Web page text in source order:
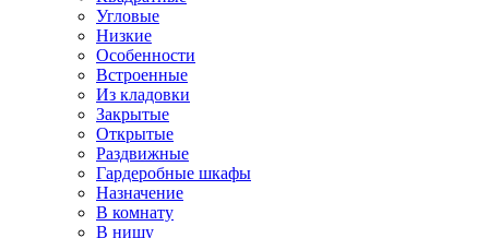
Угловые
Низкие
Особенности
Встроенные
Из кладовки
Закрытые
Открытые
Раздвижные
Гардеробные шкафы
Назначение
В комнату
В нишу